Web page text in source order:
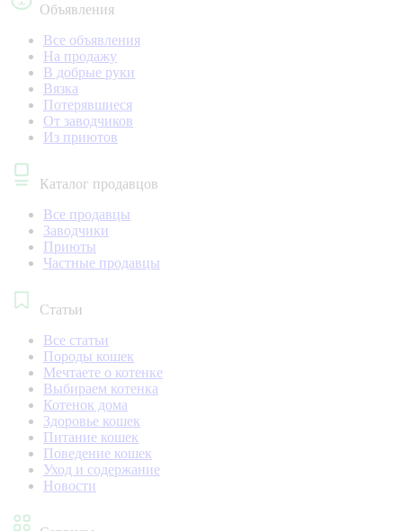
Объявления
Все объявления
На продажу
В добрые руки
Вязка
Потерявшиеся
От заводчиков
Из приютов
Каталог продавцов
Все продавцы
Заводчики
Приюты
Частные продавцы
Статьи
Все статьи
Породы кошек
Мечтаете о котенке
Выбираем котенка
Котенок дома
Здоровье кошек
Питание кошек
Поведение кошек
Уход и содержание
Новости